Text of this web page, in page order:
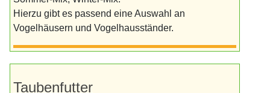
Hierzu gibt es passend eine Auswahl an
Vogelhäusern und Vogelhausständer.
Taubenfutter